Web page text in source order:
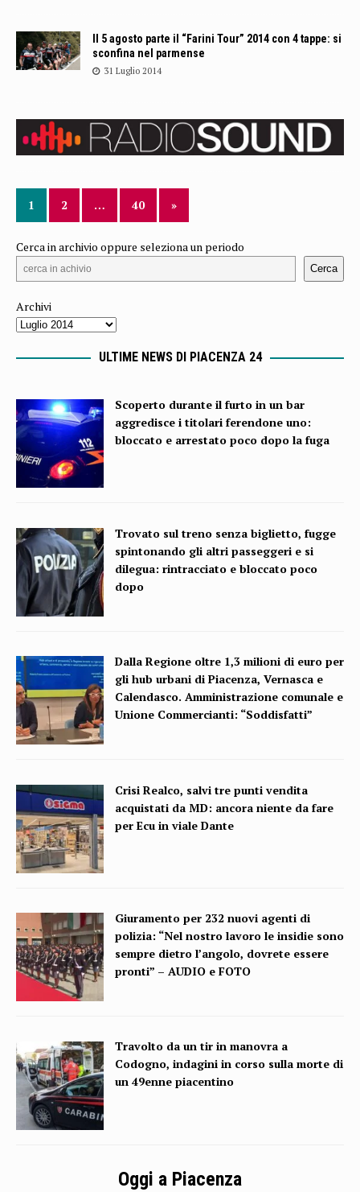
Il 5 agosto parte il “Farini Tour” 2014 con 4 tappe: si
sconfina nel parmense
31 Luglio 2014
1 2 … 40 »
Cerca in archivio oppure seleziona un periodo
Cerca
Archivi
ULTIME NEWS DI PIACENZA 24
Scoperto durante il furto in un bar
aggredisce i titolari ferendone uno:
bloccato e arrestato poco dopo la fuga
Trovato sul treno senza biglietto, fugge
spintonando gli altri passeggeri e si
dilegua: rintracciato e bloccato poco
dopo
Dalla Regione oltre 1,3 milioni di euro per
gli hub urbani di Piacenza, Vernasca e
Calendasco. Amministrazione comunale e
Unione Commercianti: “Soddisfatti”
Crisi Realco, salvi tre punti vendita
acquistati da MD: ancora niente da fare
per Ecu in viale Dante
Giuramento per 232 nuovi agenti di
polizia: “Nel nostro lavoro le insidie sono
sempre dietro l’angolo, dovrete essere
pronti” – AUDIO e FOTO
Travolto da un tir in manovra a
Codogno, indagini in corso sulla morte di
un 49enne piacentino
Oggi a Piacenza